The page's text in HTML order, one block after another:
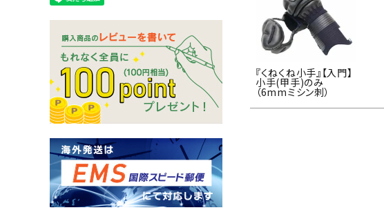
ネーム/ゼッケン 手ぬぐい
『くねくね小手』【入門】
小手(甲手)のみ
（6mmミシン刺）